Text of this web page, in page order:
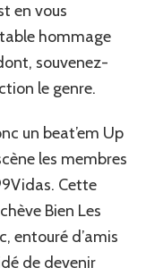
en vous
hommage
souvenez-
le genre.
un beat’em Up
les membres
Cette
Bien Les
entouré d’amis
de devenir